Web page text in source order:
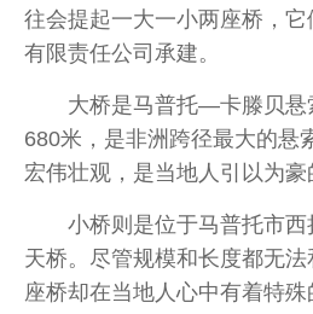
往会提起一大一小两座桥，
有限责任公司承建。
大桥是马普托—卡滕贝悬
680米，是非洲跨径最大的悬
宏伟壮观，是当地人引以为豪
小桥则是位于马普托市西
天桥。尽管规模和长度都无
座桥却在当地人心中有着特殊